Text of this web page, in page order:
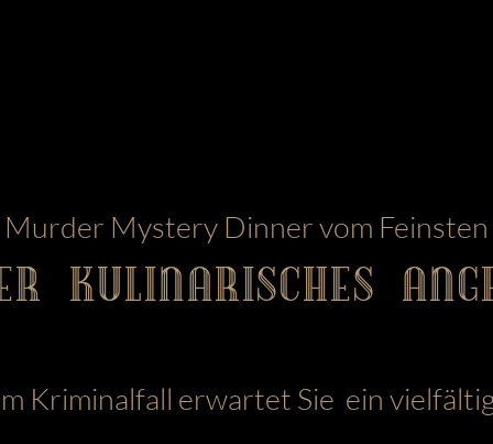
Murder Mystery Dinner vom Feinsten
KULINARISCHES
Kriminalfall erwartet Sie ein